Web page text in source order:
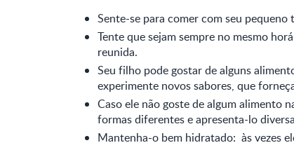
Sente-se para comer com seu pequeno
Tente que sejam sempre no mesmo
reunida.
Seu filho pode gostar de alguns
experimente novos sabores, que
Caso ele não goste de algum alimento
formas diferentes e apresenta-lo
Mantenha-o bem hidratado: às vezes